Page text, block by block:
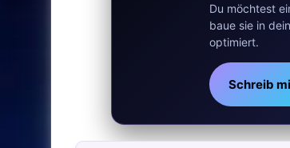
Du möchtest
baue sie in
optimiert.
Schreib